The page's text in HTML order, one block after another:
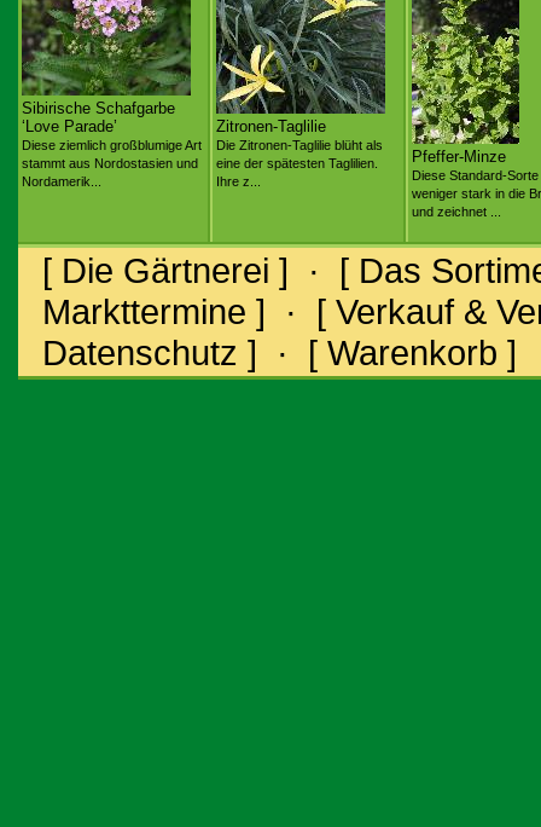
Sibirische Schafgarbe
‘Love Parade’
Diese ziemlich großblumige Art
stammt aus Nordostasien und
Nordamerik...
Zitronen-Taglilie
Die Zitronen-Taglilie blüht als
eine der spätesten Taglilien.
Ihre z...
Pfeffer-Minze
Diese Standard-
weniger stark in die
und zeichnet ...
[ Die Gärtnerei ] · [ Das
Markttermine ] · [ Verkauf &
Datenschutz ] · [ Warenkorb ]